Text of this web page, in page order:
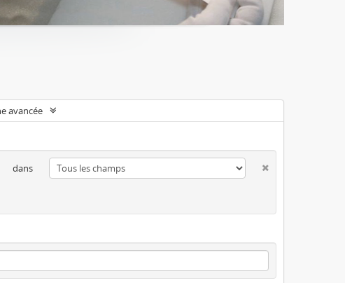
avancée
dans